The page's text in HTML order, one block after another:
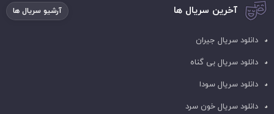
آخرین سریال ها آرشیو سریال ها
دانلود سریال جیران
دانلود سریال بی گناه
دانلود سریال سودا
دانلود سریال خون سرد